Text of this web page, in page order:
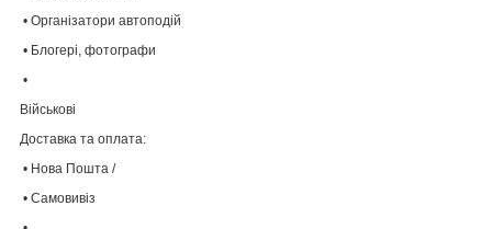
• Організатори автоподій
• Блогері, фотографи
•
Військові
Доставка та оплата:
• Нова Пошта /
• Самовивіз